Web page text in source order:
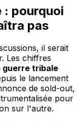
pourquoi
pas
il serait
Les chiffres
guerre tribale
le lancement
de sold-out,
pour
sur l'autre.